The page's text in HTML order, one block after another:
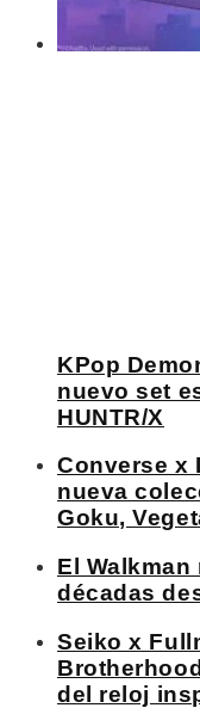
KPop
nuevo set
HUNTR/X
Converse x
nueva
Goku,
El
décadas
Seiko x
del reloj